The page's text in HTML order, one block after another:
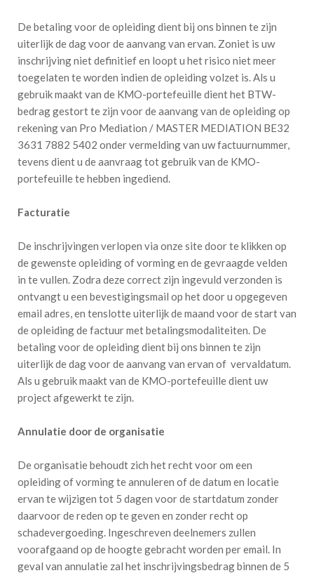
De betaling voor de opleiding dient bij ons binnen te zijn
uiterlijk de dag voor de aanvang van ervan. Zoniet is uw
inschrijving niet definitief en loopt u het risico niet meer
toegelaten te worden indien de opleiding volzet is. Als u
gebruik maakt van de KMO-portefeuille dient het BTW-
bedrag gestort te zijn voor de aanvang van de opleiding op
rekening van Pro Mediation / MASTER MEDIATION BE32
3631 7882 5402 onder vermelding van uw factuurnummer,
tevens dient u de aanvraag tot gebruik van de KMO-
portefeuille te hebben ingediend.
Facturatie
De inschrijvingen verlopen via onze site door te klikken op
de gewenste opleiding of vorming en de gevraagde velden
in te vullen. Zodra deze correct zijn ingevuld verzonden is
ontvangt u een bevestigingsmail op het door u opgegeven
email adres, en tenslotte uiterlijk de maand voor de start van
de opleiding de factuur met betalingsmodaliteiten. De
betaling voor de opleiding dient bij ons binnen te zijn
uiterlijk de dag voor de aanvang van ervan of vervaldatum.
Als u gebruik maakt van de KMO-portefeuille dient uw
project afgewerkt te zijn.
Annulatie door de organisatie
De organisatie behoudt zich het recht voor om een
opleiding of vorming te annuleren of de datum en locatie
ervan te wijzigen tot 5 dagen voor de startdatum zonder
daarvoor de reden op te geven en zonder recht op
schadevergoeding. Ingeschreven deelnemers zullen
voorafgaand op de hoogte gebracht worden per email. In
geval van annulatie zal het inschrijvingsbedrag binnen de 5